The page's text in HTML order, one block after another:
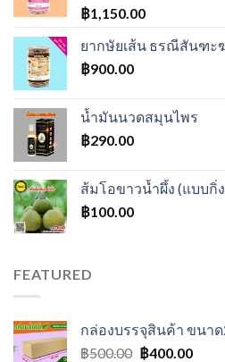
฿1,150.00
ยากษัยเส้น ธรณีสันฑะ
฿900.00
น้ำมันนวดสมุนไพร
฿290.00
ส้มโอขาวน้ำผึ้ง (แบบกิ่
฿100.00
FEATURED
กล่องบรรจุสินค้า ขนาด
฿500.00 Original
฿400.00